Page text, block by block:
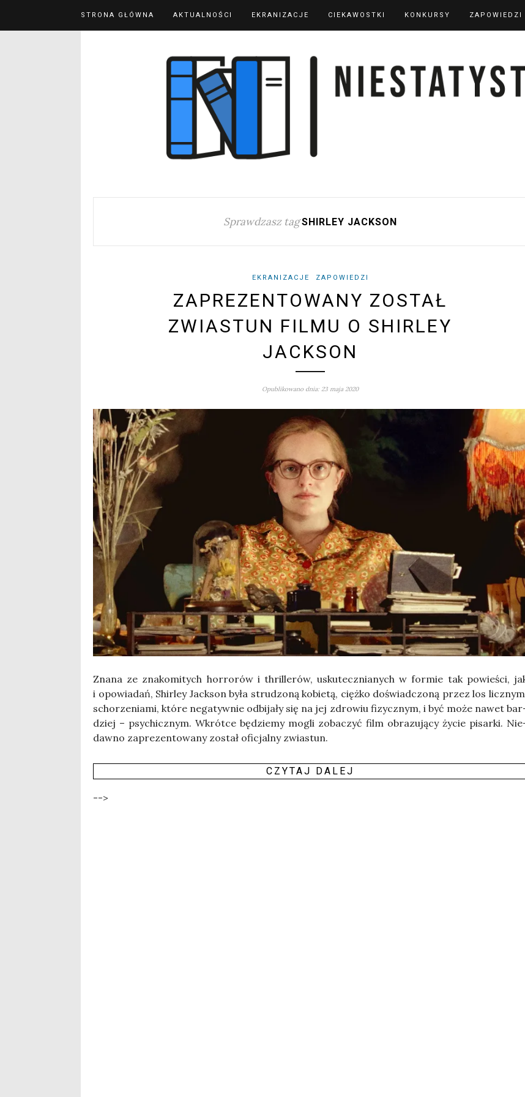
STRONA GŁÓWNA AKTUALNOŚCI EKRANIZACJE CIEKAWOSTKI KONKURSY ZAPOWIEDZI
Sprawdzasz tag SHIRLEY JACKSON
EKRANIZACJE ZAPOWIEDZI
ZAPREZENTOWANY ZOSTAŁ
ZWIASTUN FILMU O SHIRLEY
JACKSON
Opublikowano dnia: 23 maja 2020
Zna­na ze zna­ko­mi­tych hor­ro­rów i thril­le­rów, usku­tecz­nia­nych w for­mie tak powie­ści,
i opo­wia­dań, Shir­ley Jack­son była stru­dzo­ną kobie­tą, cięż­ko doświad­czo­ną przez los
scho­rze­nia­mi, któ­re nega­tyw­nie odbi­ja­ły się na jej zdro­wiu fizycz­nym, i być może nawet
dziej – psy­chicz­nym. Wkrót­ce będzie­my mogli zoba­czyć film obra­zu­ją­cy życie pisar­ki.
daw­no zapre­zen­to­wa­ny został ofi­cjal­ny zwia­stun.
CZY­TAJ DALEJ
-->